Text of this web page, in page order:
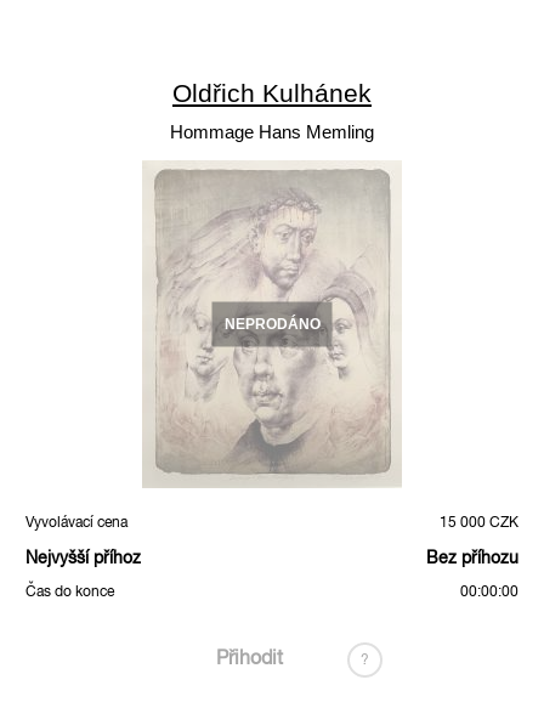
Oldřich Kulhánek
Hommage Hans Memling
NEPRODÁNO
Vyvolávací cena 15 000 CZK
Nejvyšší příhoz Bez příhozu
Čas do konce 00:00:00
Přihodit ?